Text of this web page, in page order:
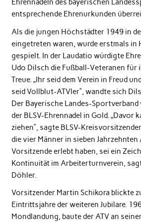
Ehrennadeln des bayerischen
entsprechende Ehrenurkunden
Als die jungen Höchstädter 1949 in
eingetreten waren, wurde erstmals in
gespielt. In der Laudatio würdigte
Udo Dilsch die Fußball-Veteranen für
Treue. „Ihr seid dem Verein in Freud
seid Vollblut-ATVler“, wandte sich
Der Bayerische Landes-
der BLSV-Ehrennadel in Gold. „Davor
ziehen“, sagte BLSV-
die vier Männer in sieben Jahrzehnten
Vorsitzende erlebt haben, sei ein
Kontinuität im Arbeiterturnverein,
Döhler.
Vorsitzender Martin Schikora blickte
Eintrittsjahre der weiteren Jubilare.
Mondlandung, baute der ATV an